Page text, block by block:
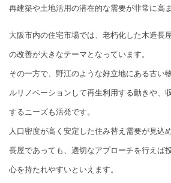
再建築や土地活用の潜在的な需要が非常に高
大阪市内の住宅市場では、老朽化した木造長
の改善が大きなテーマとなっています。
その一方で、野江のような好立地にある古い
ルリノベーションして再生利用する動きや、
するニーズも活発です。
人口密度が高く安定した住み替え需要が見込
長屋であっても、適切なアプローチを行えば
心を持たれやすいといえます。